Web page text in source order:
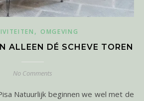
, OMGEVING
ALLEEN DÉ SCHEVE TOREN
No Comments